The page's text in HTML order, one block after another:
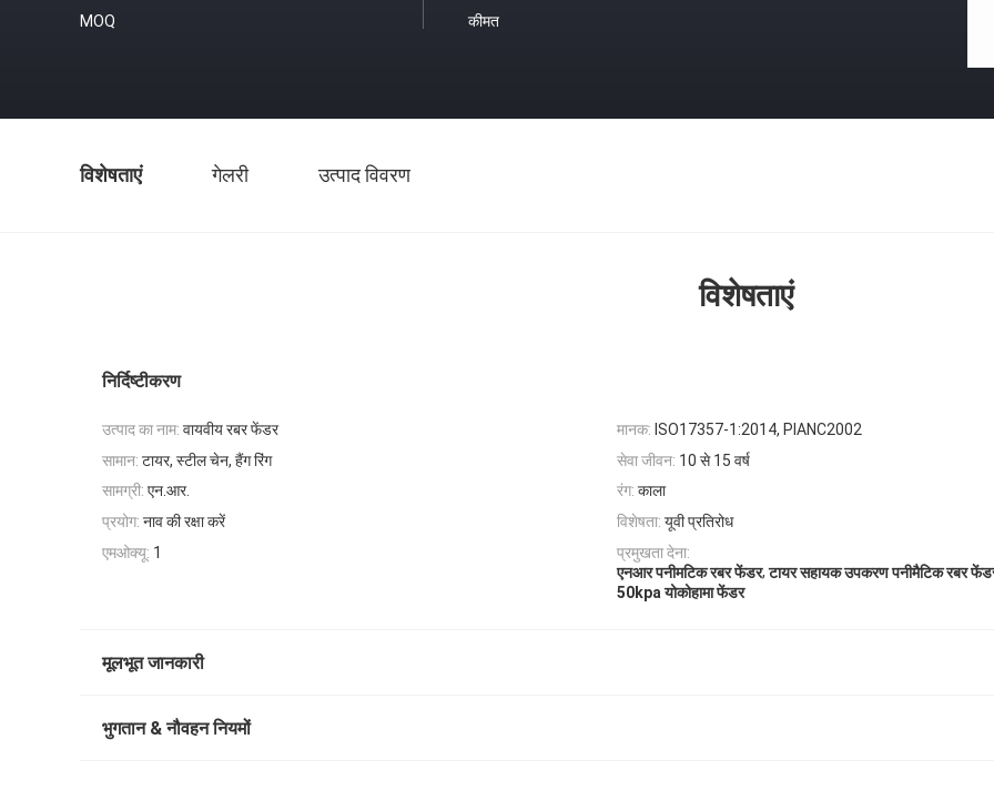
MOQ कीमत
विशेषताएं गेलरी उत्पाद विवरण
विशेषताएं
निर्दिष्टीकरण
उत्पाद का नाम: वायवीय रबर फेंडर मानक: ISO17357-1:2014, PIANC2002
सामान: टायर, स्टील चेन, हैंग रिंग सेवा जीवन: 10 से 15 वर्ष
सामग्री: एन.आर. रंग: काला
प्रयोग: नाव की रक्षा करें विशेषता: यूवी प्रतिरोध
एमओक्यू: 1
प्रमुखता देना:
एनआर पनीमटिक रबर फेंडर,टायर सहायक उपकरण पनीमैटिक रबर
50kpa योकोहामा फेंडर
मूलभूत जानकारी
भुगतान & नौवहन नियमों